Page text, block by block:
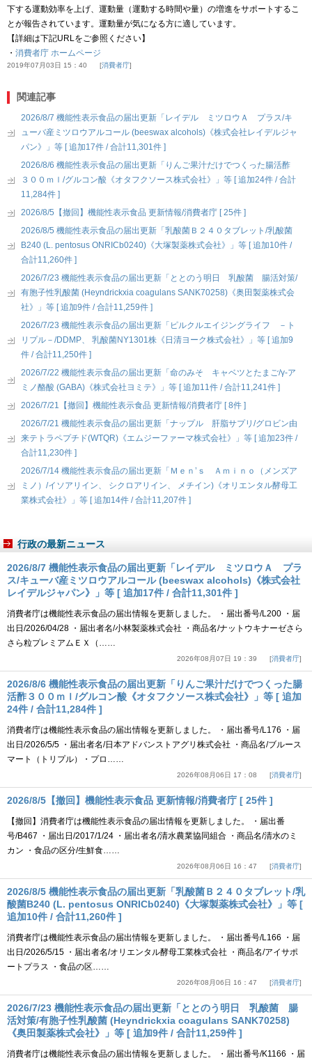
下する運動効率を上げ、運動量（運動する時間や量）の増進をサポートするこ
とが報告されています。運動量が気になる方に適しています。
【詳細は下記URLをご参照ください】
・ 消費者庁 ホームページ
2019年07月03日 15：40 消費者庁
関連記事
2026/8/7 機能性表示食品の届出更新「レイデル ミツロウＡ プラス/キ
ューバ産ミツロウアルコール (beeswax alcohols)《株式会社レイデルジャ
パン》」等 [ 追加17件 / 合計11,301件 ]
2026/8/6 機能性表示食品の届出更新「りんご果汁だけでつくった腸活酢
３００ｍｌ/グルコン酸《オタフクソース株式会社》」等 [ 追加24件 / 合計
11,284件 ]
2026/8/5【撤回】機能性表示食品 更新情報/消費者庁 [ 25件 ]
2026/8/5 機能性表示食品の届出更新「乳酸菌Ｂ２４０タブレット/乳酸菌
B240 (L. pentosus ONRICb0240)《大塚製薬株式会社》」等 [ 追加10件 /
合計11,260件 ]
2026/7/23 機能性表示食品の届出更新「ととのう明日 乳酸菌 腸活対策/
有胞子性乳酸菌 (Heyndrickxia coagulans SANK70258)《奥田製薬株式会
社》」等 [ 追加9件 / 合計11,259件 ]
2026/7/23 機能性表示食品の届出更新「ピルクルエイジングライフ －ト
リプル－/DDMP、 乳酸菌NY1301株《日清ヨーク株式会社》」等 [ 追加9
件 / 合計11,250件 ]
2026/7/22 機能性表示食品の届出更新「命のみそ キャベツとたまご/γ-ア
ミノ酪酸 (GABA)《株式会社ヨミテ》」等 [ 追加11件 / 合計11,241件 ]
2026/7/21【撤回】機能性表示食品 更新情報/消費者庁 [ 8件 ]
2026/7/21 機能性表示食品の届出更新「ナップル 肝脂サプリ/グロビン由
来テトラペプチド(WTQR)《エムジーファーマ株式会社》」等 [ 追加23件 /
合計11,230件 ]
2026/7/14 機能性表示食品の届出更新「Ｍｅｎ’ｓ Ａｍｉｎｏ（メンズア
ミノ）/イソアリイン、 シクロアリイン、 メチイン)《オリエンタル酵母工
業株式会社》」等 [ 追加14件 / 合計11,207件 ]
行政の最新ニュース
2026/8/7 機能性表示食品の届出更新「レイデル ミツロウＡ プラ
ス/キューバ産ミツロウアルコール (beeswax alcohols)《株式会社
レイデルジャパン》」等 [ 追加17件 / 合計11,301件 ]
消費者庁は機能性表示食品の届出情報を更新しました。 ・届出番号/L200 ・届
出日/2026/04/28 ・届出者名/小林製薬株式会社 ・商品名/ナットウキナーゼさら
さら粒プレミアムＥＸ（……
2026年08月07日 19：39 消費者庁
2026/8/6 機能性表示食品の届出更新「りんご果汁だけでつくった腸
活酢３００ｍｌ/グルコン酸《オタフクソース株式会社》」等 [ 追加
24件 / 合計11,284件 ]
消費者庁は機能性表示食品の届出情報を更新しました。 ・届出番号/L176 ・届
出日/2026/5/5 ・届出者名/日本アドバンストアグリ株式会社 ・商品名/ブルース
マート（トリプル）・プロ……
2026年08月06日 17：08 消費者庁
2026/8/5【撤回】機能性表示食品 更新情報/消費者庁 [ 25件 ]
【撤回】消費者庁は機能性表示食品の届出情報を更新しました。 ・届出番
号/B467 ・届出日/2017/1/24 ・届出者名/清水農業協同組合 ・商品名/清水のミ
カン ・食品の区分/生鮮食……
2026年08月06日 16：47 消費者庁
2026/8/5 機能性表示食品の届出更新「乳酸菌Ｂ２４０タブレット/乳
酸菌B240 (L. pentosus ONRICb0240)《大塚製薬株式会社》」等 [
追加10件 / 合計11,260件 ]
消費者庁は機能性表示食品の届出情報を更新しました。 ・届出番号/L166 ・届
出日/2026/5/15 ・届出者名/オリエンタル酵母工業株式会社 ・商品名/アイサポ
ートプラス ・食品の区……
2026年08月06日 16：47 消費者庁
2026/7/23 機能性表示食品の届出更新「ととのう明日 乳酸菌 腸
活対策/有胞子性乳酸菌 (Heyndrickxia coagulans SANK70258)
《奥田製薬株式会社》」等 [ 追加9件 / 合計11,259件 ]
消費者庁は機能性表示食品の届出情報を更新しました。 ・届出番号/K1166 ・届